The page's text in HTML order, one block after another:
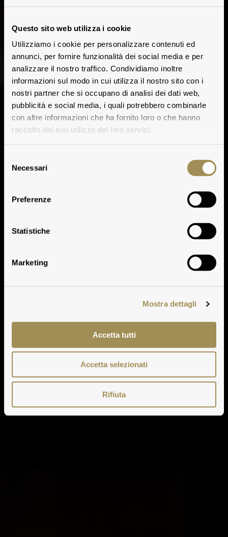
Questo sito web utilizza i cookie
Utilizziamo i cookie per personalizzare contenuti ed
annunci, per fornire funzionalità dei social media e per
analizzare il nostro traffico. Condividiamo inoltre
informazioni sul modo in cui utilizza il nostro sito con i
nostri partner che si occupano di analisi dei dati web,
pubblicità e social media, i quali potrebbero combinarle
con altre informazioni che ha fornito loro o che hanno
raccolto dal suo utilizzo dei loro servizi.
delNecessari
Preferenze
Statistiche
Marketing
Mostra dettagli
Accetta tutti
Accetta selezionati
Rifiuta
Premi all'Annata